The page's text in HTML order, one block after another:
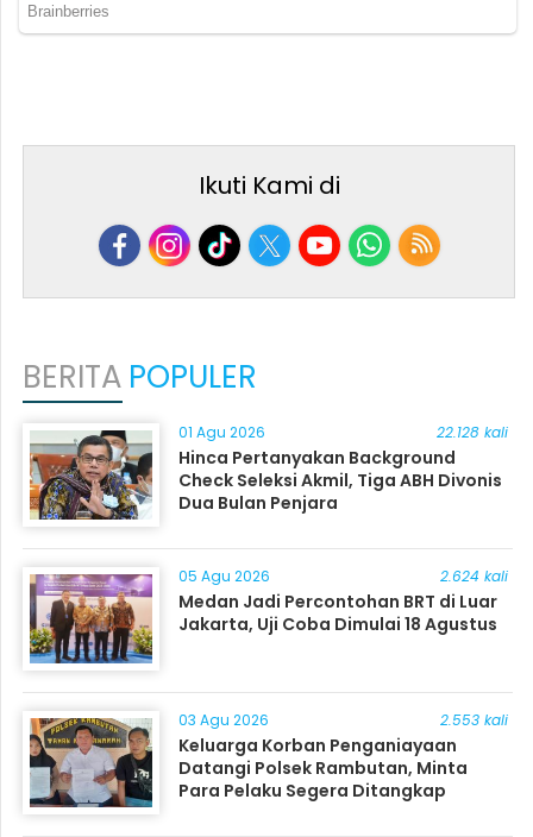
Ikuti Kami di
BERITA POPULER
01 Agu 2026 22.128 kali
Hinca Pertanyakan Background
Check Seleksi Akmil, Tiga ABH Divonis
Dua Bulan Penjara
05 Agu 2026 2.624 kali
Medan Jadi Percontohan BRT di Luar
Jakarta, Uji Coba Dimulai 18 Agustus
03 Agu 2026 2.553 kali
Keluarga Korban Penganiayaan
Datangi Polsek Rambutan, Minta
Para Pelaku Segera Ditangkap